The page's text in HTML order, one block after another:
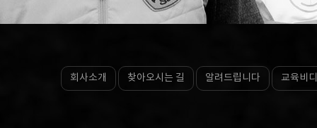
회사소개 찾아오시는 길 알려드립니다 교육비